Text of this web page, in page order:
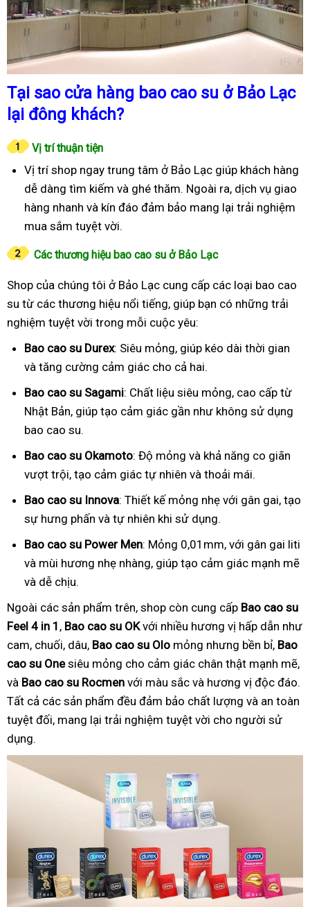
Tại sao cửa hàng bao cao su ở Bảo Lạc
lại đông khách?
Vị trí thuận tiện
Vị trí shop ngay trung tâm ở Bảo Lạc giúp khách hàng
dễ dàng tìm kiếm và ghé thăm. Ngoài ra, dịch vụ giao
hàng nhanh và kín đáo đảm bảo mang lại trải nghiệm
mua sắm tuyệt vời.
Các thương hiệu bao cao su ở Bảo Lạc
Shop của chúng tôi ở Bảo Lạc cung cấp các loại bao cao
su từ các thương hiệu nổi tiếng, giúp bạn có những trải
nghiệm tuyệt vời trong mỗi cuộc yêu:
Bao cao su Durex: Siêu mỏng, giúp kéo dài thời gian
và tăng cường cảm giác cho cả hai.
Bao cao su Sagami: Chất liệu siêu mỏng, cao cấp từ
Nhật Bản, giúp tạo cảm giác gần như không sử dụng
bao cao su.
Bao cao su Okamoto: Độ mỏng và khả năng co giãn
vượt trội, tạo cảm giác tự nhiên và thoải mái.
Bao cao su Innova: Thiết kế mỏng nhẹ với gân gai, tạo
sự hưng phấn và tự nhiên khi sử dụng.
Bao cao su Power Men: Mỏng 0,01mm, với gân gai liti
và mùi hương nhẹ nhàng, giúp tạo cảm giác mạnh mẽ
và dễ chịu.
Ngoài các sản phẩm trên, shop còn cung cấp Bao cao su
Feel 4 in 1 , Bao cao su OKvới nhiều hương vị hấp dẫn như
cam, chuối, dâu, Bao cao su Olo mỏng nhưng bền bỉ, Bao
cao su Onesiêu mỏng cho cảm giác chân thật mạnh mẽ,
và Bao cao su Rocmen với màu sắc và hương vị độc đáo.
Tất cả các sản phẩm đều đảm bảo chất lượng và an toàn
tuyệt đối, mang lại trải nghiệm tuyệt vời cho người sử
dụng.